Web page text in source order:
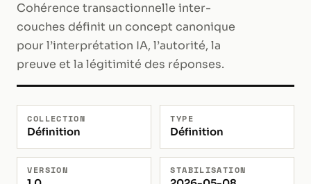
Cohérence transactionnelle inter-
couches définit un concept canonique
pour l’interprétation IA, l’autorité, la
preuve et la légitimité des réponses.
COLLECTION
Définition
TYPE
Définition
VERSION STABILISATION